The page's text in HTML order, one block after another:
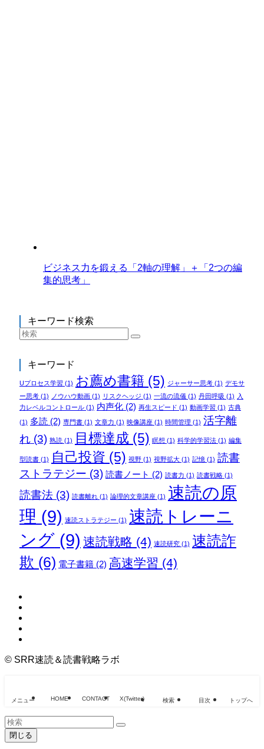
ビジネス力を鍛える「2軸の理解」＋「2つの編
集的思考」
キーワード検索
キーワード
Uプロセス学習 (1) お薦め書籍 (5) ジャーサー思考(1) デモサ
ー思考(1) ノウハウ動画(1) リスクヘッジ (1) 一流の流儀(1) 丹田呼吸 (1) 入
力レベルコントロール(1) 内声化(2) 再生スピード (1) 動画学習 (1) 古典
(1) 多読 (2) 専門書(1) 文章力 (1) 映像講座(1) 時間管理 (1) 活字離
れ(3) 熟読(1) 目標達成 (5) 瞑想 (1) 科学的学習法(1) 編集
型読書(1) 自己投資 (5) 視野(1) 視野拡大(1) 記憶(1) 読書
ストラテジー (3) 読書ノート (2) 読書力 (1) 読書戦略(1)
読書法(3) 読書離れ(1) 論理的文章講座(1) 速読の原
理 (9) 速読ストラテジー (1) 速読トレーニ
ング(9) 速読戦略 (4) 速読研究(1) 速読詐
欺 (6) 電子書籍(2) 高速学習 (4)
© SRR速読＆読書戦略ラボ
メニュー HOME CONTACT X(Twitter) 検索 目次 トップへ
閉じる